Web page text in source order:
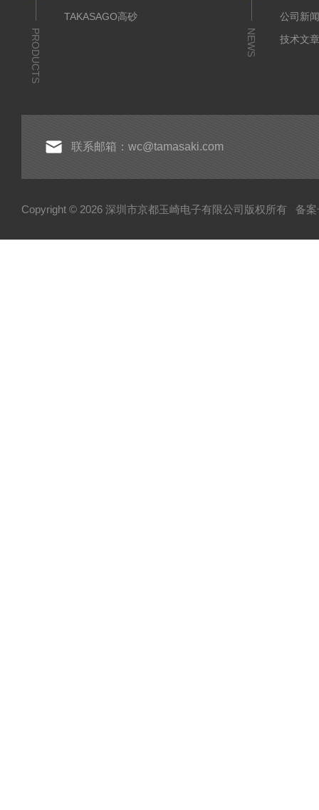
PRODUCTS
TAKASAGO高砂
NEWS
公司新
技术文
联系邮箱：wc@tamasaki.com
Copyright © 2026 深圳市京都玉崎电子有限公司版权所有 备案